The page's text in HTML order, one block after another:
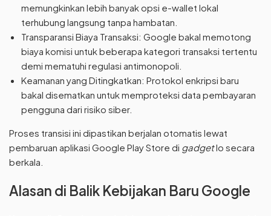
memungkinkan lebih banyak opsi e-wallet lokal
terhubung langsung tanpa hambatan.
Transparansi Biaya Transaksi: Google bakal memotong
biaya komisi untuk beberapa kategori transaksi tertentu
demi mematuhi regulasi antimonopoli.
Keamanan yang Ditingkatkan: Protokol enkripsi baru
bakal disematkan untuk memproteksi data pembayaran
pengguna dari risiko siber.
Proses transisi ini dipastikan berjalan otomatis lewat
pembaruan aplikasi Google Play Store di gadgetlo secara
berkala.
Alasan di Balik Kebijakan Baru Google